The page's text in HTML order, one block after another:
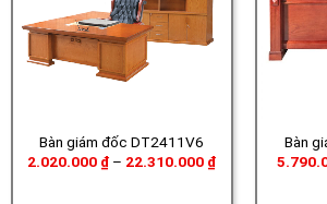
Bàn giám đốc DT2411V6
2.020.000 ₫ – 22.310.000 ₫Khoảng
Bàn